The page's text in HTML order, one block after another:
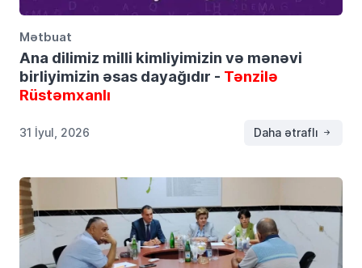
Mətbuat
Ana dilimiz milli kimliyimizin və mənəvi
birliyimizin əsas dayağıdır - Tənzilə
Rüstəmxanlı
31 İyul, 2026 Daha ətraflı